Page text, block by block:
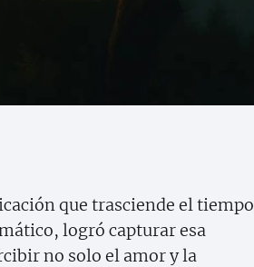
que trasciende el tiempo
logró capturar esa
no solo el amor y la